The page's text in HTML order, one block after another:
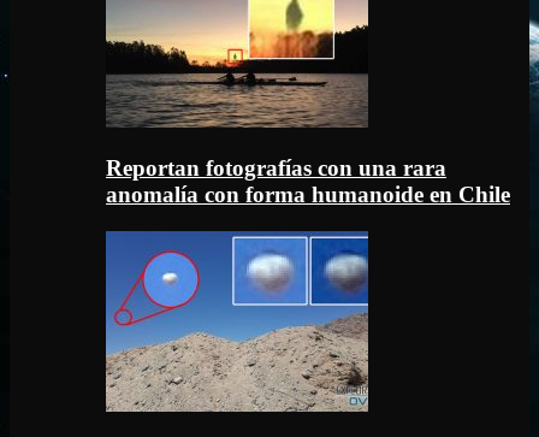
Reportan fotografías con una rara
anomalía con forma humanoide en Chile